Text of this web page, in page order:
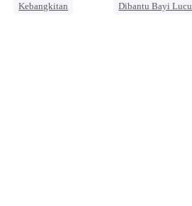
Kebangkitan
Dibantu Bayi Lucu